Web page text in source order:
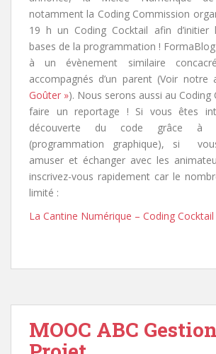
notamment la Coding Commission
19 h un Coding Cocktail afin d’initier
bases de la programmation !
à un évènement similaire
accompagnés d’un parent (Voir notre
Goûter »). Nous serons aussi au Coding
faire un reportage ! Si vous êtes
découverte du code grâce à
(programmation graphique), si
amuser et échanger avec les
inscrivez-vous rapidement car le
limité :
La Cantine Numérique – Coding Cocktail
MOOC ABC